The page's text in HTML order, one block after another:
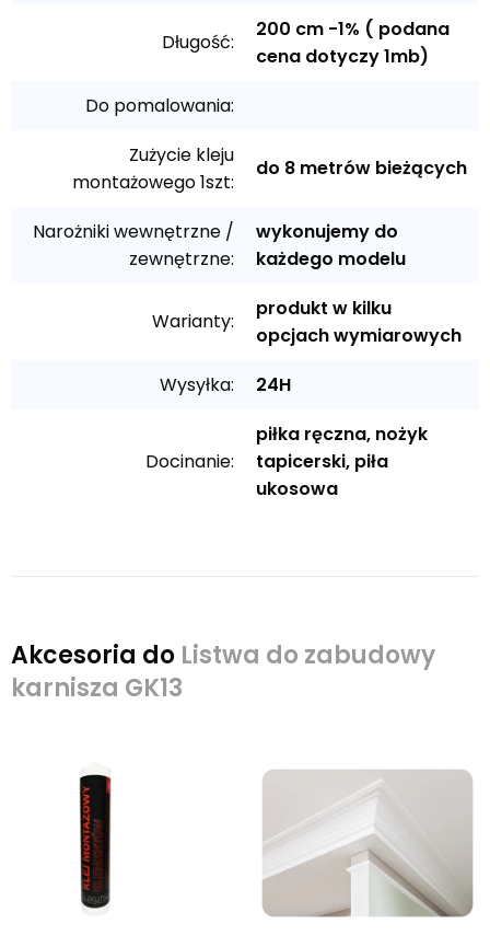
Długość:
200 cm -1% ( podana
cena dotyczy 1mb)
Do pomalowania:
Zużycie kleju
montażowego 1szt:
do 8 metrów bieżących
Narożniki wewnętrzne /
zewnętrzne:
wykonujemy do
każdego modelu
Warianty:
produkt w kilku
opcjach wymiarowych
Wysyłka:
24H
Docinanie:
piłka ręczna, nożyk
tapicerski, piła
ukosowa
Akcesoria do Listwa do zabudowy
karnisza GK13